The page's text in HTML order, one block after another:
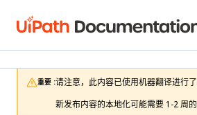
重要 :请注意，此内容已使用机器翻译进行了
新发布内容的本地化可能需要 1-2 周的